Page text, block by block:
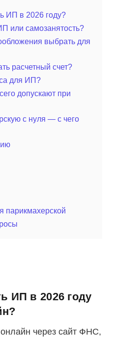
ИП в 2026 году?
или самозанятость?
выбрать для
расчетный счет?
для ИП?
допускают при
с нуля — с чего
парикмахерской
ИП в 2026 году
через сайт ФНС,